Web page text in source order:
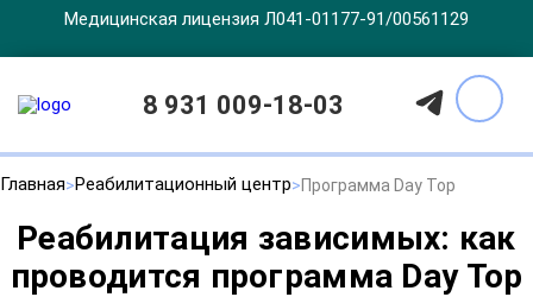
Медицинская лицензия Л041-01177-91/00561129
8 931 009-18-03
Главная Реабилитационный центр Программа Day Top
Реабилитация зависимых: как
проводится программа Day Top